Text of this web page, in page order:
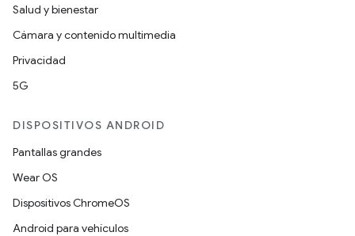
Salud y bienestar
Cámara y contenido multimedia
Privacidad
5G
DISPOSITIVOS ANDROID
Pantallas grandes
Wear OS
Dispositivos ChromeOS
Android para vehículos